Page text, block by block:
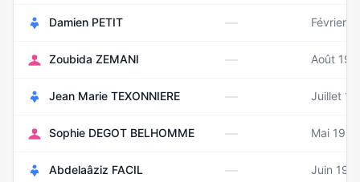
Damien PETIT — Février
Zoubida ZEMANI — Août
Jean Marie TEXONNIERE — Juillet
Sophie DEGOT BELHOMME — Mai 1986
Abdelaâziz FACIL — Juin